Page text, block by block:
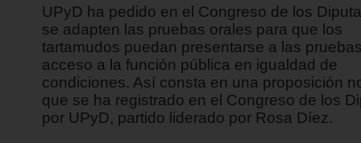
UPyD ha pedido en el Congreso de los
se adapten las pruebas orales para que los
tartamudos puedan presentarse a las
acceso a la función pública en igualdad de
condiciones. Así consta en una proposición
que se ha registrado en el Congreso de los
por UPyD, partido liderado por Rosa Díez.